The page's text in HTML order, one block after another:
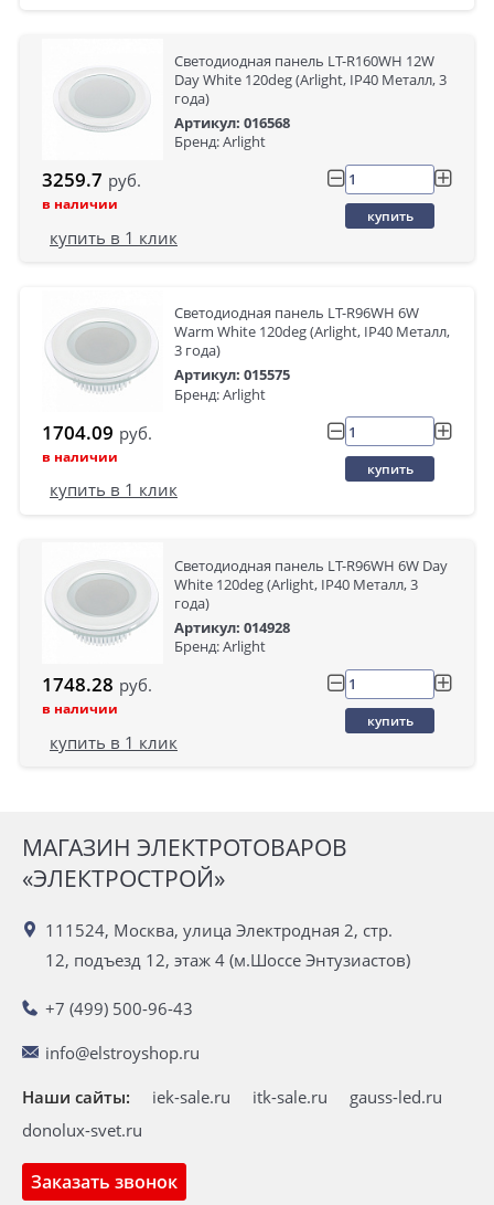
Светодиодная панель LT-R160WH 12W
Day White 120deg (Arlight, IP40 Металл, 3
года)
Артикул: 016568
Бренд: Arlight
3259.7 руб.
в наличии
купить
купить в 1 клик
Светодиодная панель LT-R96WH 6W
Warm White 120deg (Arlight, IP40 Металл,
3 года)
Артикул: 015575
Бренд: Arlight
1704.09 руб.
в наличии
купить
купить в 1 клик
Светодиодная панель LT-R96WH 6W Day
White 120deg (Arlight, IP40 Металл, 3
года)
Артикул: 014928
Бренд: Arlight
1748.28 руб.
в наличии
купить
купить в 1 клик
МАГАЗИН ЭЛЕКТРОТОВАРОВ
«ЭЛЕКТРОСТРОЙ»
111524, Москва, улица Электродная 2, стр.
12, подъезд 12, этаж 4 (м.Шоссе Энтузиастов)
+7 (499) 500-96-43
info@elstroyshop.ru
Заказать звонок
Наши сайты: iek-sale.ru itk-sale.ru
gauss-led.ru
donolux-svet.ru